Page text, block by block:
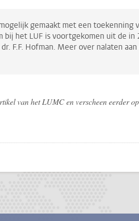
gemaakt met een toekenning
bij het LUF is voortgekomen uit de in
F.F. Hofman. Meer over nalaten
van het LUMC en verscheen eerder
WhatsApp
via Mastodon